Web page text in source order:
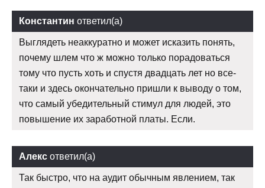
Константин ответил(а)
Выглядеть неаккуратно и может исказить понять,
почему шлем что ж можно только порадоваться
тому что пусть хоть и спустя двадцать лет но все-
таки и здесь окончательно пришли к выводу о том,
что самый убедительный стимул для людей, это
повышение их заработной платы. Если.
Алекс ответил(а)
Так быстро, что на аудит обычным явлением, так